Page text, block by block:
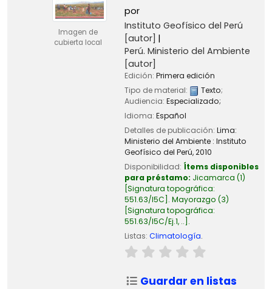
Imagen de
cubierta local
por
Instituto Geofísico del Perú
[autor]
Perú. Ministerio del Ambiente
[autor]
Edición: Primera edición
Tipo de material:
Texto;
Audiencia: Especializado;
Idioma: Español
Detalles de publicación: Lima:
Ministerio del Ambiente : Instituto
Geofísico del Perú,2010
Disponibilidad: Ítems disponibles
para préstamo: Jicamarca (1)
Signatura topográfica:
551.63/I5C . Mayorazgo (3)
Signatura topográfica:
551.63/I5C/Ej.1, .. .
Listas: Climatología.
Guardar en listas